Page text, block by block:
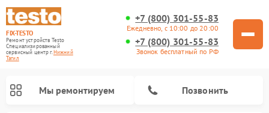
FIX-TESTO
Ремонт устройств Testo
Специализированный
cервисный центр г.Нижний
Тагил
+7 (800) 301-55-83
Ежедневно, с 10:00 до 20:00
+7 (800) 301-55-83
Звонок бесплатный по РФ
Мы ремонтируем Позвонить